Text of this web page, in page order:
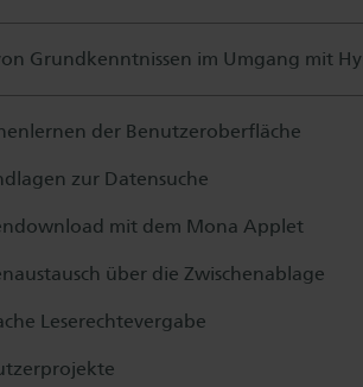
Grundkenntnissen im Umgang mit
der Benutzeroberfläche
zur Datensuche
mit dem Mona Applet
über die Zwischenablage
Leserechtevergabe